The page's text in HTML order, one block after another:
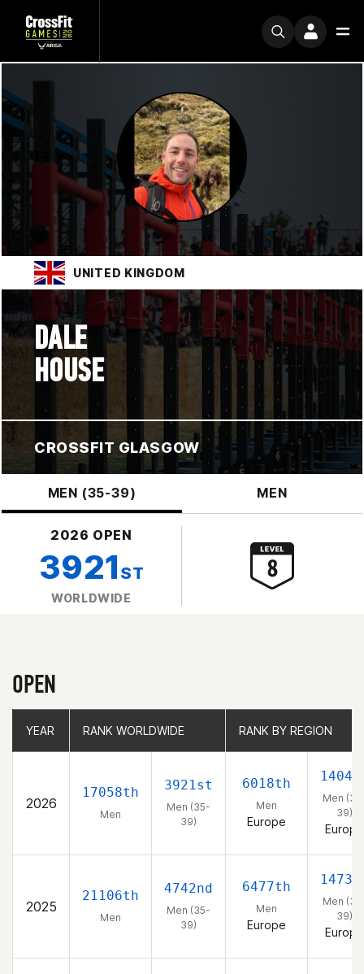
UNITED KINGDOM
DALE
HOUSE
CROSSFIT GLASGOW
MEN (35-39) MEN
2026 OPEN
3921 ST
WORLDWIDE
OPEN
YEAR RANK WORLDWIDE RANK BY REGION
2026
17058th
Men
3921st
Men (35-
39)
6018th
Men
Europe
Men
39)
Europe
2025
21106th
Men
4742nd
Men (35-
39)
6477th
Men
Europe
Men
39)
Europe
YEAR RANK WORLDWIDE RANK BY REGION